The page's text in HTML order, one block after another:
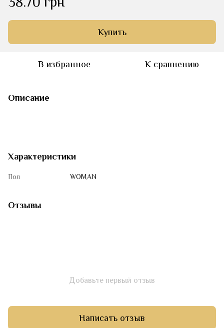
Купить
В избранное К сравнению
Описание
Характеристики
Пол WOMAN
Отзывы
Добавьте первый отзыв
Написать отзыв